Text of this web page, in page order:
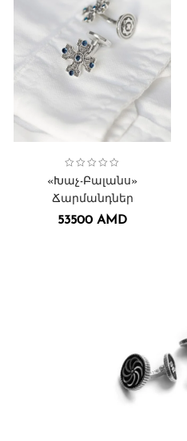
Collection:
Հավասարաթև Խաչ Ճարմանդներ
«Խաչ-Բալանս»
Ճարմանդներ
53500 AMD